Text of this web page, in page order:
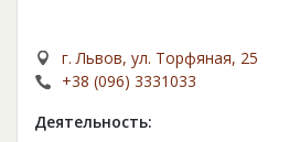
г. Львов, ул. Торфяная, 25
+38 (096) 3331033
Деятельность: